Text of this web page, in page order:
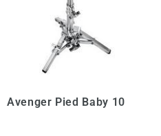
Avenger Pied Baby 10